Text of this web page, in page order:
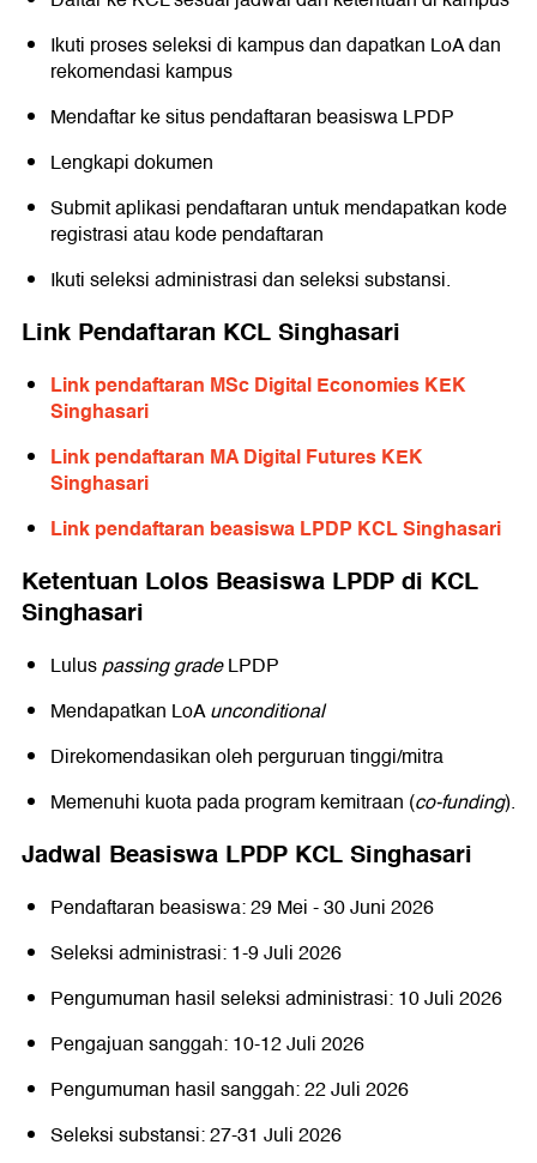
Ikuti proses seleksi di kampus dan dapatkan LoA dan
rekomendasi kampus
Mendaftar ke situs pendaftaran beasiswa LPDP
Lengkapi dokumen
Submit aplikasi pendaftaran untuk mendapatkan kode
registrasi atau kode pendaftaran
Ikuti seleksi administrasi dan seleksi substansi.
Link Pendaftaran KCL Singhasari
Link pendaftaran MSc Digital Economies KEK
Singhasari
Link pendaftaran MA Digital Futures KEK
Singhasari
Link pendaftaran beasiswa LPDP KCL Singhasari
Ketentuan Lolos Beasiswa LPDP di KCL
Singhasari
Luluspassing gradeLPDP
Mendapatkan LoAunconditional
Direkomendasikan oleh perguruan tinggi/mitra
Memenuhi kuota pada program kemitraan (co-funding).
Jadwal Beasiswa LPDP KCL Singhasari
Pendaftaran beasiswa: 29 Mei - 30 Juni 2026
Seleksi administrasi: 1-9 Juli 2026
Pengumuman hasil seleksi administrasi: 10 Juli 2026
Pengajuan sanggah: 10-12 Juli 2026
Pengumuman hasil sanggah: 22 Juli 2026
Seleksi substansi: 27-31 Juli 2026